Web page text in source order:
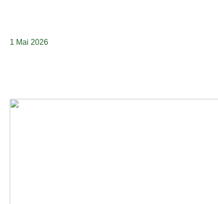
1 Mai 2026